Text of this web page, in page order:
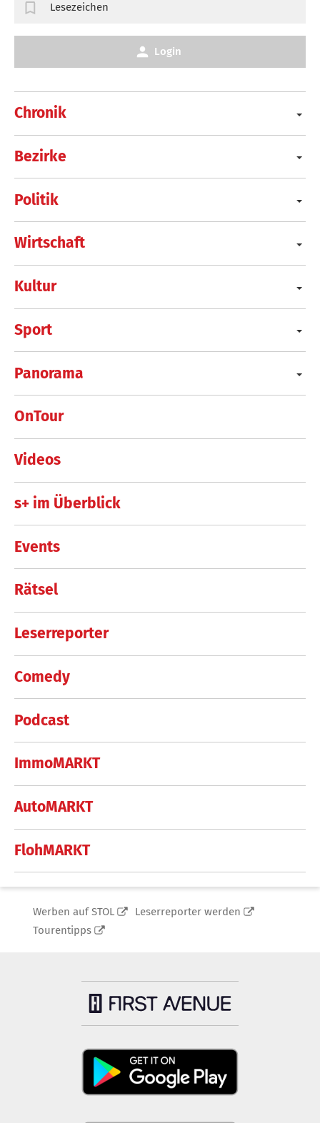
Chronik
Bezirke
Politik
Wirtschaft
Kultur
Sport
Panorama
OnTour
Videos
s+ im Überblick
Events
Rätsel
Leserreporter
Comedy
Podcast
ImmoMARKT
AutoMARKT
FlohMARKT
Lesezeichen
Login
Werben auf STOL
Leserreporter werden
Tourentipps